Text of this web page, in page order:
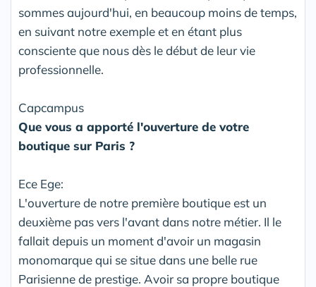
sommes aujourd'hui, en beaucoup moins de temps,
en suivant notre exemple et en étant plus
consciente que nous dès le début de leur vie
professionnelle.
Capcampus
Que vous a apporté l'ouverture de votre
boutique sur Paris ?
Ece Ege:
L'ouverture de notre première boutique est un
deuxième pas vers l'avant dans notre métier. Il le
fallait depuis un moment d'avoir un magasin
monomarque qui se situe dans une belle rue
Parisienne de prestige. Avoir sa propre boutique